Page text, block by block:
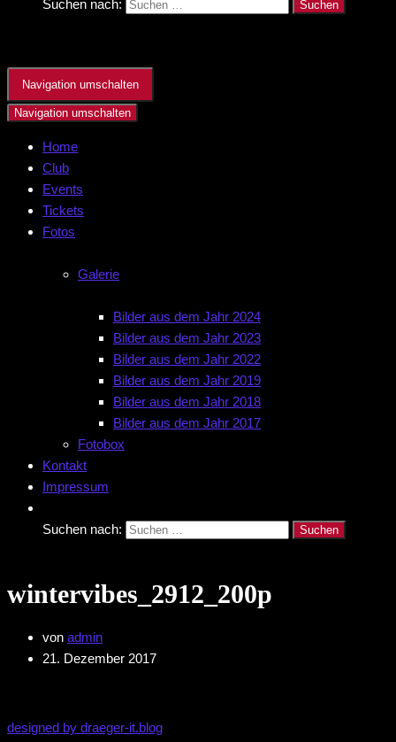
Suchen nach:
Navigation umschalten
Navigation umschalten
Home
Club
Events
Tickets
Fotos
Galerie
Bilder aus dem Jahr 2024
Bilder aus dem Jahr 2023
Bilder aus dem Jahr 2022
Bilder aus dem Jahr 2019
Bilder aus dem Jahr 2018
Bilder aus dem Jahr 2017
Fotobox
Kontakt
Impressum
Suchen nach:
wintervibes_2912_200p
von admin
21. Dezember 2017
designed by draeger-it.blog